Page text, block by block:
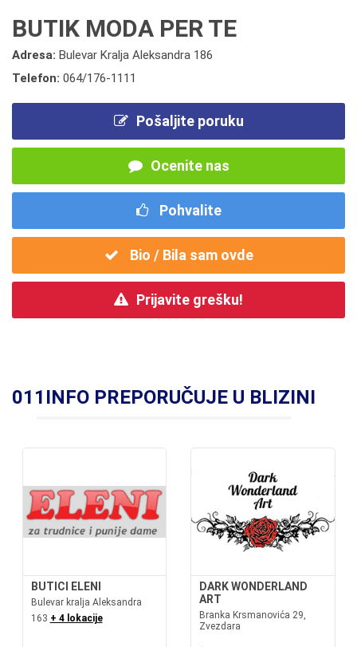
BUTIK MODA PER TE
Adresa: Bulevar Kralja Aleksandra 186
Telefon: 064/176-1111
Pošaljite poruku
Ocenite nas
Pohvalite
Bio / Bila sam ovde
Prijavite grešku!
011INFO PREPORUČUJE U BLIZINI
BUTICI ELENI
Bulevar kralja Aleksandra
163 + 4 lokacije
DARK WONDERLAND
ART
Branka Krsmanovića 29,
Zvezdara